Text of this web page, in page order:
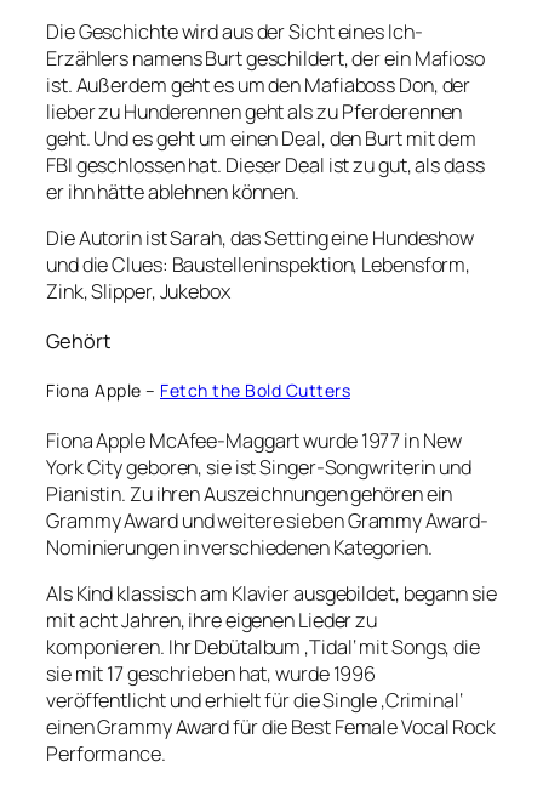
Die Geschichte wird aus der Sicht eines Ich-
Erzählers namens Burt geschildert, der ein Mafioso
ist. Außerdem geht es um den Mafiaboss Don, der
lieber zu Hunderennen geht als zu Pferderennen
geht. Und es geht um einen Deal, den Burt mit dem
FBI geschlossen hat. Dieser Deal ist zu gut, als dass
er ihn hätte ablehnen können.
Die Autorin ist Sarah, das Setting eine Hundeshow
und die Clues: Baustelleninspektion, Lebensform,
Zink, Slipper, Jukebox
Gehört
Fiona Apple – Fetch the Bold Cutters
Fiona Apple McAfee-Maggart wurde 1977 in New
York City geboren, sie ist Singer-Songwriterin und
Pianistin. Zu ihren Auszeichnungen gehören ein
Grammy Award und weitere sieben Grammy Award-
Nominierungen in verschiedenen Kategorien.
Als Kind klassisch am Klavier ausgebildet, begann sie
mit acht Jahren, ihre eigenen Lieder zu
komponieren. Ihr Debütalbum ‚Tidal‘ mit Songs, die
sie mit 17 geschrieben hat, wurde 1996
veröffentlicht und erhielt für die Single ‚Criminal‘
einen Grammy Award für die Best Female Vocal Rock
Performance.